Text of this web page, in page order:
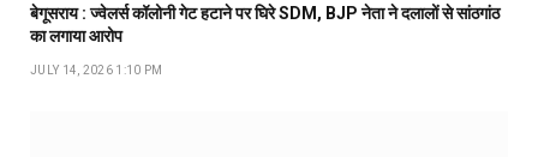
बेगूसराय : ज्वेलर्स कॉलोनी गेट हटाने पर घिरे SDM, BJP नेता ने दलालों से सांठगांठ
का लगाया आरोप
JULY 14, 2026 1:10 PM